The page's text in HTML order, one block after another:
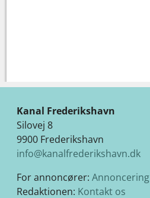
Kanal Frederikshavn
Silovej 8
9900 Frederikshavn
info@kanalfrederikshavn.dk
For annoncører: Annoncering
Redaktionen: Kontakt os